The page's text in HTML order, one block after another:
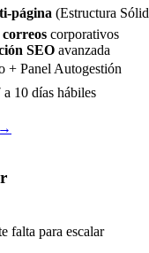
página (Estructura
correos corporativos
SEO avanzada
+ Panel Autogestión
a 10 días hábiles
falta para escalar